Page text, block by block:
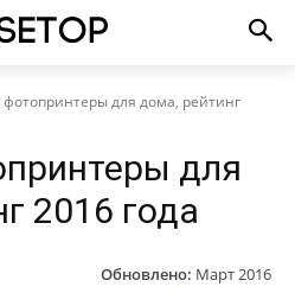
для дома, рейтинг
для
2016 года
Обновлено: Март 2016